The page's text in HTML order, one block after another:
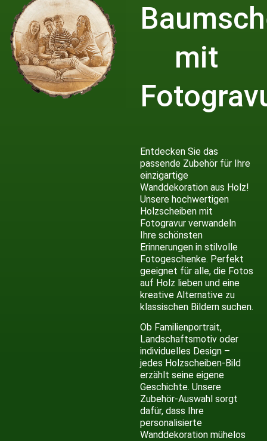
mit
Entdecken Sie das
passende Zubehör für Ihre
einzigartige
Wanddekoration aus Holz!
Unsere hochwertigen
Holzscheiben mit
Fotogravur verwandeln
Ihre schönsten
Erinnerungen in stilvolle
Fotogeschenke. Perfekt
geeignet für alle, die Fotos
auf Holz lieben und eine
kreative Alternative zu
klassischen Bildern suchen.
Ob Familienportrait,
Landschaftsmotiv oder
individuelles Design –
jedes Holzscheiben-Bild
erzählt seine eigene
Geschichte. Unsere
Zubehör-Auswahl sorgt
dafür, dass Ihre
personalisierte
Wanddekoration mühelos